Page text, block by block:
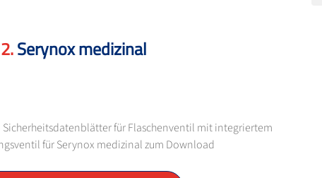
Serynox medizinal
für Flaschenventil mit integriertem
für Serynox medizinal zum Download